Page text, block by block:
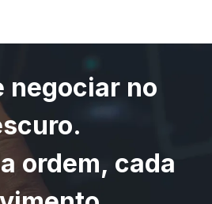
negociar no
ordem, cada